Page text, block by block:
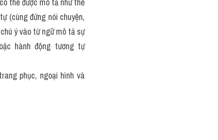
(cùng đứng nói chuyện,
ý vào từ ngữ mô tả sự
hành động tương tự
phục, ngoại hình và